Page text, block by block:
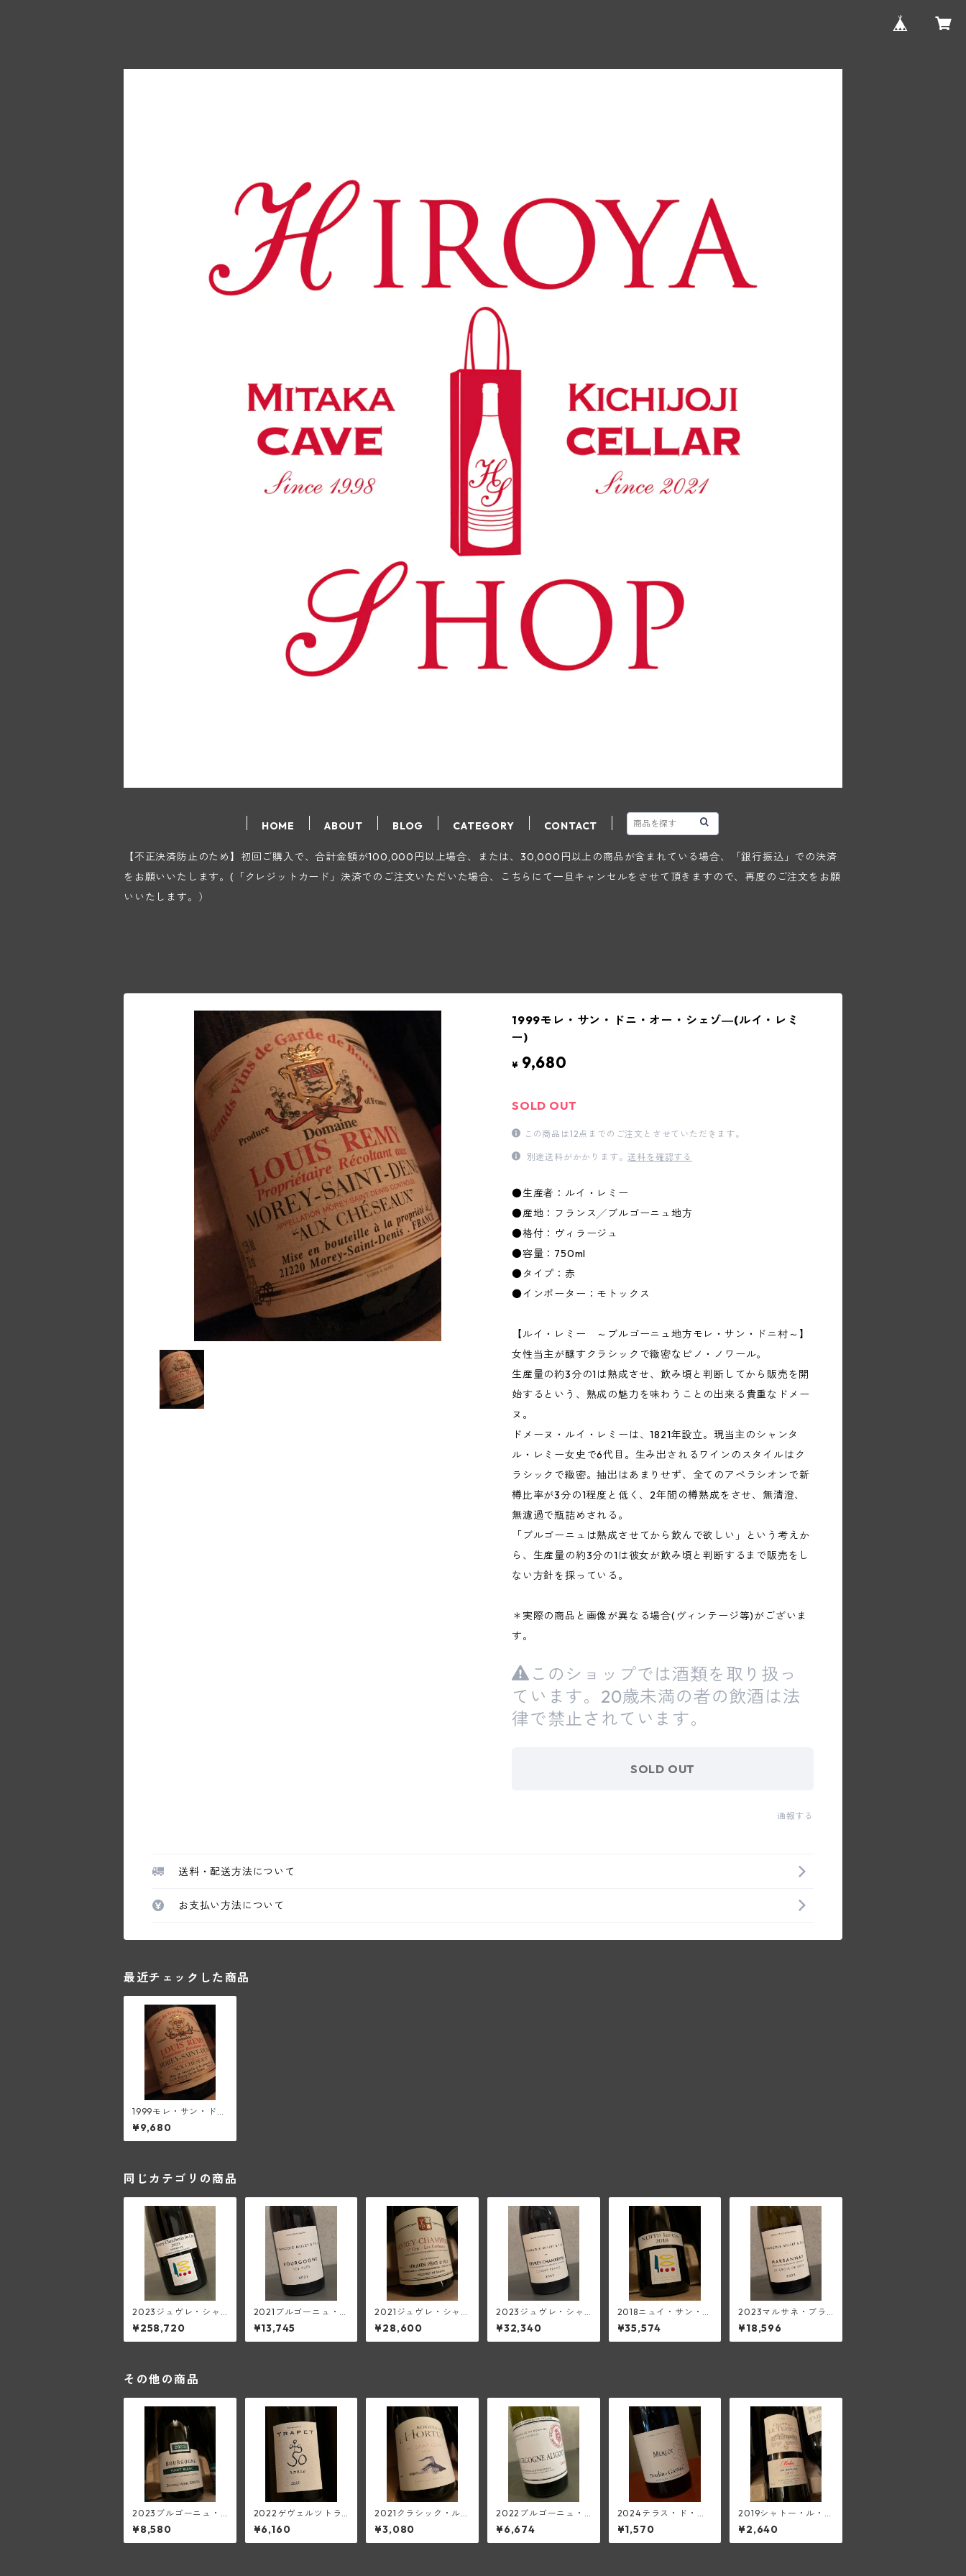
HOME ABOUT BLOG CATEGORY CONTACT
【不正決済防止のため】初回ご購入で、合計金額が100,000円以上場合、または、30,000円以上の商品が含まれている場合、「銀行振込」での決済
をお願いいたします。(「クレジットカード」決済でのご注文いただいた場合、こちらにて一旦キャンセルをさせて頂きますので、再度のご注文をお願
いいたします。）
1999モレ・サン・ドニ・オー・シェゾ―(ルイ・レミ
ー)
¥ 9,680
SOLD OUT
この商品は12点までのご注文とさせていただきます。
別途送料がかかります。送料を確認する
●生産者：ルイ・レミー
●産地：フランス╱ブルゴーニュ地方
●格付：ヴィラージュ
●容量：750ml
●タイプ：赤
●インポーター：モトックス
【ルイ・レミー ～ブルゴーニュ地方モレ・サン・ドニ村～】
女性当主が醸すクラシックで緻密なピノ・ノワール。
生産量の約3分の1は熟成させ、飲み頃と判断してから販売を開
始するという、熟成の魅力を味わうことの出来る貴重なドメー
ヌ。
ドメーヌ・ルイ・レミーは、1821年設立。現当主のシャンタ
ル・レミー女史で6代目。生み出されるワインのスタイルはク
ラシックで緻密。抽出はあまりせず、全てのアペラシオンで新
樽比率が3分の1程度と低く、2年間の樽熟成をさせ、無清澄、
無濾過で瓶詰めされる。
「ブルゴーニュは熟成させてから飲んで欲しい」という考えか
ら、生産量の約3分の1は彼女が飲み頃と判断するまで販売をし
ない方針を採っている。
＊実際の商品と画像が異なる場合(ヴィンテージ等)がございま
す。
このショップでは酒類を取り扱っ
ています。20歳未満の者の飲酒は法
律で禁止されています。
SOLD OUT
通報する
送料・配送方法について
お支払い方法について
最近チェックした商品
1999モレ・サン・ド
ニ・オー・シェゾ―
(ルイ・レミー)
¥9,680
同じカテゴリの商品
2023ジュヴレ・シャ
ンベルタン1級レゼル
ヴ(プリューレ・ロッ
ク)
¥258,720
2021ブルゴーニュ・ル
ージュ・レ・リュ・フ
ランソワ(フランソ
ワ・ミエ・エ・フィ
¥13,745
2021ジュヴレ・シャン
ベルタン1級レ・コル
ボー(セラファン)
¥28,600
2023ジュヴレ・シャ
ンベルタン・シャン・
フラン(フランソワ・
ミエ・エ・フィス)
¥32,340
2018ニュイ・サン・ジ
ョルジュ1級(プリュー
レ・ロック)
¥35,574
2023マルサネ・ブラ
ン・ラ・クロワ・ド・
ボワ(フランソワ・ミ
エ・エ・フィス)
¥18,596
その他の商品
2023ブルゴーニュ・
ピノ・ブラン(アン
リ・グージュ)
¥8,580
2022ゲヴェルツトラ
ミネール・マセレ・ア
ンブル・オランジュ
(トラペ)
¥6,160
2021クラシック・ルー
ジュ・ピク・サン・ル
ー<ベルジュリー・
ド・ロルチュ>(ド・ロ
¥3,080
2022ブルゴーニュ・
アリゴテ(マルキ・ダ
ンジェルヴィル)
¥6,674
2024テラス・ド・ギ
レム・メルロー<ペ
イ・ドック>(ムーラ
ン・ド・ガサック)
¥1,570
2019シャトー・ル・タ
ンプル(メドック)
¥2,640